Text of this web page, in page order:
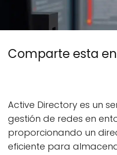
Comparte esta
p
a
r
t
i
r
w
i
t
t
e
r
p
a
r
t
i
r
e
b
o
o
k
r
i
r
r
Active Directory es un
gestión de redes en
proporcionando un
eficiente para